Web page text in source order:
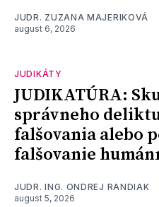
JUDR. ZUZANA MAJERIKOVÁ
august 6, 2026
JUDIKÁTY
JUDIKATÚRA:
správneho
falšovania alebo
falšovanie
JUDR. ING. ONDREJ RANDIAK
august 5, 2026